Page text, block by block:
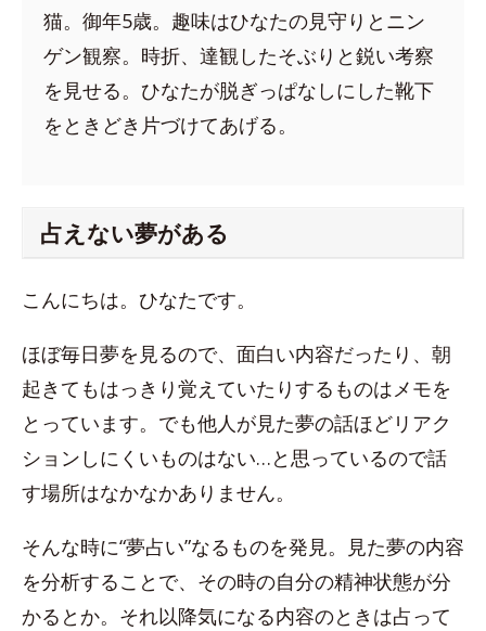
猫。御年5歳。趣味はひなたの見守りとニン
ゲン観察。時折、達観したそぶりと鋭い考察
を見せる。ひなたが脱ぎっぱなしにした靴下
をときどき片づけてあげる。
占えない夢がある
こんにちは。ひなたです。
ほぼ毎日夢を見るので、面白い内容だったり、朝
起きてもはっきり覚えていたりするものはメモを
とっています。でも他人が見た夢の話ほどリアク
ションしにくいものはない…と思っているので話
す場所はなかなかありません。
そんな時に“夢占い”なるものを発見。見た夢の内容
を分析することで、その時の自分の精神状態が分
かるとか。それ以降気になる内容のときは占って